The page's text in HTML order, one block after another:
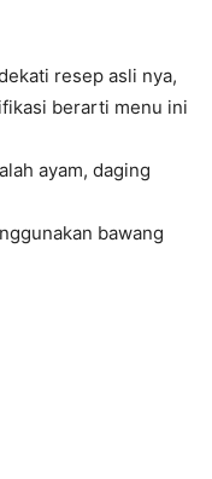
resep asli nya,
berarti menu ini
ayam, daging
bawang